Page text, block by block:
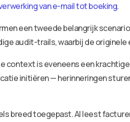
van e-mail tot boeking.
een tweede belangrijk
audit-trails, waarbij de
context is eveneens een
initiëren — herinneringen
breed toegepast. AI leest